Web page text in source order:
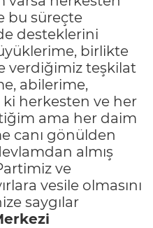
bu süreçte
desteklerini
birlikte
verdiğimiz teşkilat
abilerime,
ki herkesten ve her
ama her daim
canı gönülden
almış
ve
vesile olmasını
saygılar